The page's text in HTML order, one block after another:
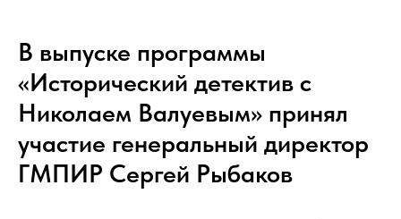
В выпуске программы
«Исторический детектив с
Николаем Валуевым» принял
участие генеральный директор
ГМПИР Сергей Рыбаков